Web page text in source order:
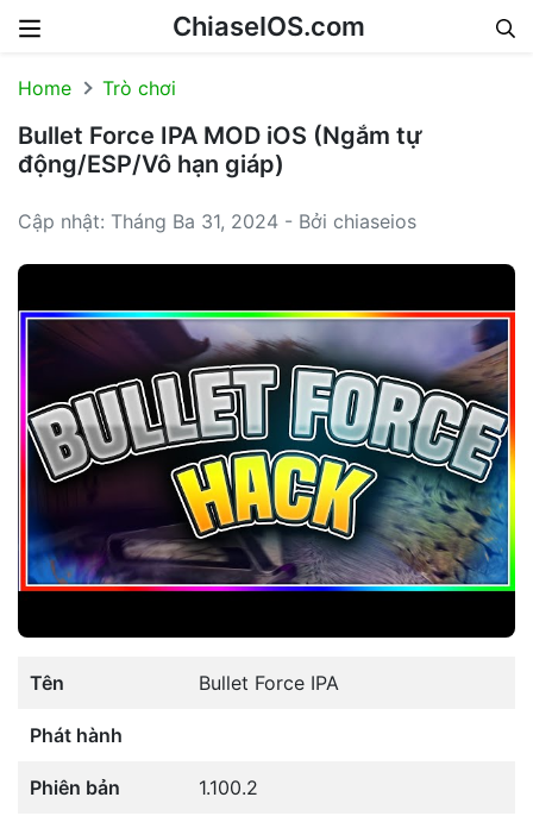
ChiaseIOS.com
Home Trò chơi
Bullet Force IPA MOD iOS (Ngắm tự
động/ESP/Vô hạn giáp)
Cập nhật: Tháng Ba 31, 2024 - Bởi chiaseios
Tên Bullet Force IPA
Phát hành
Phiên bản 1.100.2